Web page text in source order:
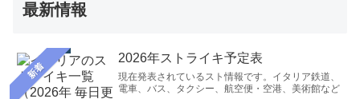
最新情報
新着
2026年ストライキ予定表
現在発表されているスト情報です。イタリア鉄道、
電車、バス、タクシー、航空便・空港、美術館など